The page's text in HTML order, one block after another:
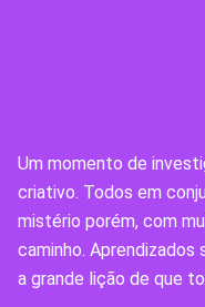
Um momento de
criativo. Todos em
mistério porém, com
caminho. Aprendizados
a grande lição de que